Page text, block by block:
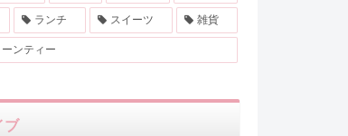
ランチ スイーツ 雑貨
ンティー
ブ